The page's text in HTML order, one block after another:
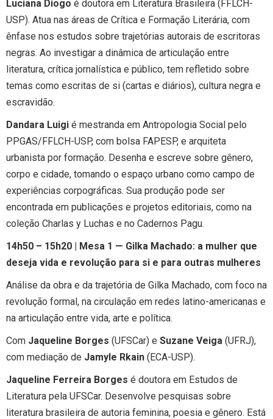
Luciana Diogo é doutora em Literatura Brasileira (FFLCH-
USP). Atua nas áreas de Crítica e Formação Literária, com
ênfase nos estudos sobre trajetórias autorais de escritoras
negras. Ao investigar a dinâmica de articulação entre
literatura, crítica jornalística e público, tem refletido sobre
temas como escritas de si (cartas e diários), cultura negra e
escravidão.
Dandara Luigi é mestranda em Antropologia Social pelo
PPGAS/FFLCH-USP, com bolsa FAPESP, e arquiteta
urbanista por formação. Desenha e escreve sobre gênero,
corpo e cidade, tomando o espaço urbano como campo de
experiências corpográficas. Sua produção pode ser
encontrada em publicações e projetos editoriais, como na
coleção Charlas y Luchas e no Cadernos Pagu.
14h50 – 15h20 | Mesa 1 — Gilka Machado: a mulher que
deseja vida e revolução para si e para outras mulheres
Análise da obra e da trajetória de Gilka Machado, com foco na
revolução formal, na circulação em redes latino-americanas e
na articulação entre vida, arte e política.
Com Jaqueline Borges (UFSCar) e Suzane Veiga (UFRJ),
com mediação de Jamyle Rkain (ECA-USP).
Jaqueline Ferreira Borges é doutora em Estudos de
Literatura pela UFSCar. Desenvolve pesquisas sobre
literatura brasileira de autoria feminina, poesia e gênero. Está